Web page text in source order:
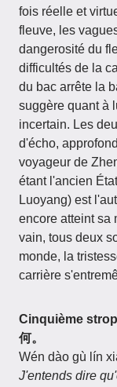
fois réelle et
fleuve, les
dangerosité du
difficultés de la
du bac arrête la
suggère quant à
incertain. Les
d'écho,
voyageur de
étant l'ancien
Luoyang) est
encore atteint sa
vain, tous deux
monde, la
carrière
Cinquième
何。
Wén dào gù lín
J'entends dire